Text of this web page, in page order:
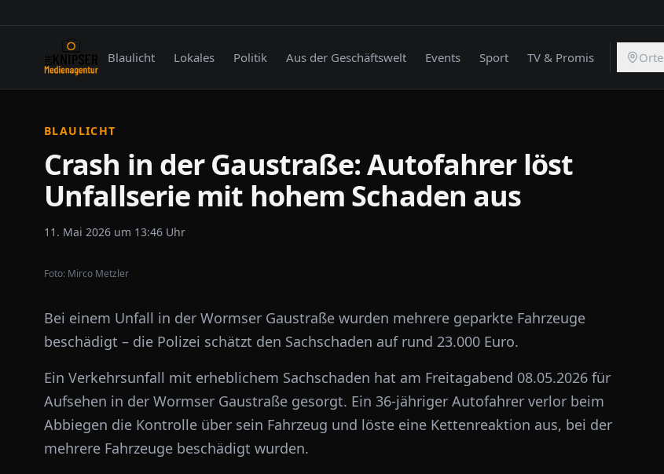
Blaulicht Lokales Politik Aus der Geschäftswelt Events Sport TV & Promis Orte
BLAULICHT
Crash in der Gaustraße: Autofahrer löst
Unfallserie mit hohem Schaden aus
11. Mai 2026 um 13:46 Uhr
Foto: Mirco Metzler
Bei einem Unfall in der Wormser Gaustraße wurden mehrere geparkte Fahrzeuge
beschädigt – die Polizei schätzt den Sachschaden auf rund 23.000 Euro.
Ein Verkehrsunfall mit erheblichem Sachschaden hat am Freitagabend 08.05.2026 für
Aufsehen in der Wormser Gaustraße gesorgt. Ein 36-jähriger Autofahrer verlor beim
Abbiegen die Kontrolle über sein Fahrzeug und löste eine Kettenreaktion aus, bei der
mehrere Fahrzeuge beschädigt wurden.